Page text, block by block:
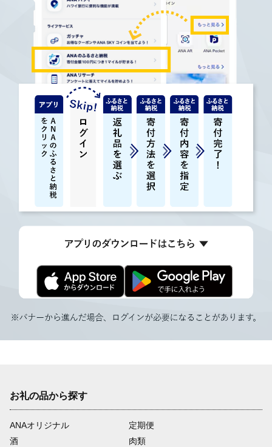
お礼の品から探す
ANAオリジナル
定期便
酒
肉類